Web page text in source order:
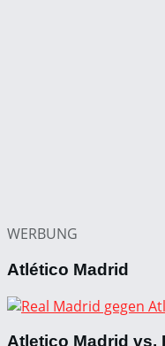
WERBUNG
Atlético Madrid
Atletico Madrid vs.